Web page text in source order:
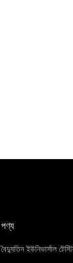
পণ্য
বৈদ্যুতিন ইউনিভার্সাল